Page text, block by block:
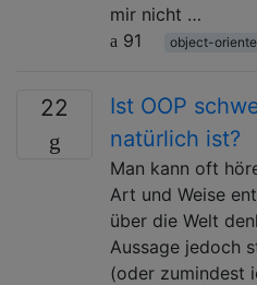
mir nicht …
91
object-
22
Ist OOP
natürlich ist?
Man kann oft
Art und Weise
über die Welt
Aussage jedoch
(oder zumindest